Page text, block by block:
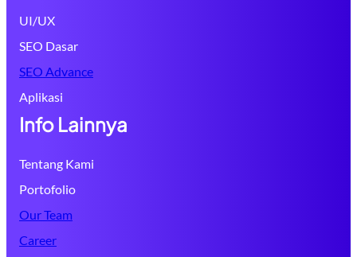
UI/UX
SEO Dasar
SEO Advance
Aplikasi
Info Lainnya
Tentang Kami
Portofolio
Our Team
Career